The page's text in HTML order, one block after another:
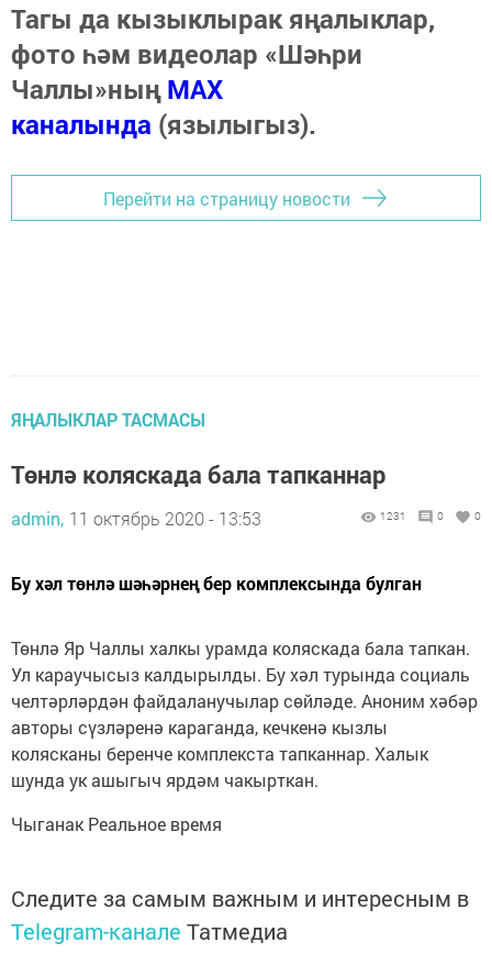
Тагы да кызыклырак яңалыклар,
фото һәм видеолар «Шәһри
Чаллы»ныңMAX
каналында (язылыгыз).
Перейти на страницу новости
ЯҢАЛЫКЛАР ТАСМАСЫ
Төнлә коляскада бала тапканнар
admin, 11 октябрь 2020 - 13:53 1231 0 0
Бу хәл төнлә шәһәрнең бер комплексында булган
Төнлә Яр Чаллы халкы урамда коляскада бала тапкан.
Ул караучысыз калдырылды. Бу хәл турында социаль
челтәрләрдән файдаланучылар сөйләде. Аноним хәбәр
авторы сүзләренә караганда, кечкенә кызлы
колясканы беренче комплекста тапканнар. Халык
шунда ук ашыгыч ярдәм чакырткан.
Чыганак Реальное время
Следите за самым важным и интересным в
Telegram-канале Татмедиа